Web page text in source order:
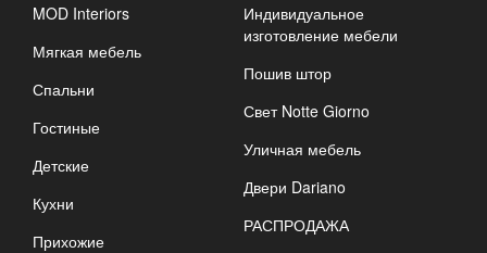
MOD Interiors
Мягкая мебель
Спальни
Гостиные
Детские
Кухни
Прихожие
Индивидуальное
изготовление мебели
Пошив штор
Свет Notte Giorno
Уличная мебель
Двери Dariano
РАСПРОДАЖА